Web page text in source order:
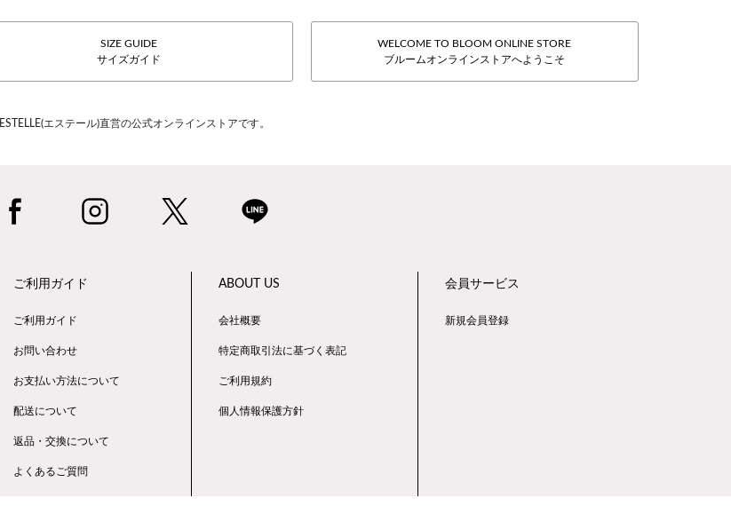
SIZE GUIDE
サイズガイド
WELCOME TO BLOOM ONLINE STORE
ブルームオンラインストアへようこそ
ESTELLE(エステール)直営の公式オンラインストアです。
ご利用ガイド
ご利用ガイド
お問い合わせ
お支払い方法について
配送について
返品・交換について
よくあるご質問
ABOUT US
会社概要
特定商取引法に基づく表記
ご利用規約
個人情報保護方針
会員サービス
新規会員登録